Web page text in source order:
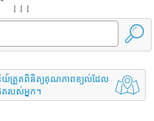
↓ ↓ ↓
នីយ៍ត្រួតពិនិត្យគុណភាពខ្យល់ដែល
របស់អ្នក។